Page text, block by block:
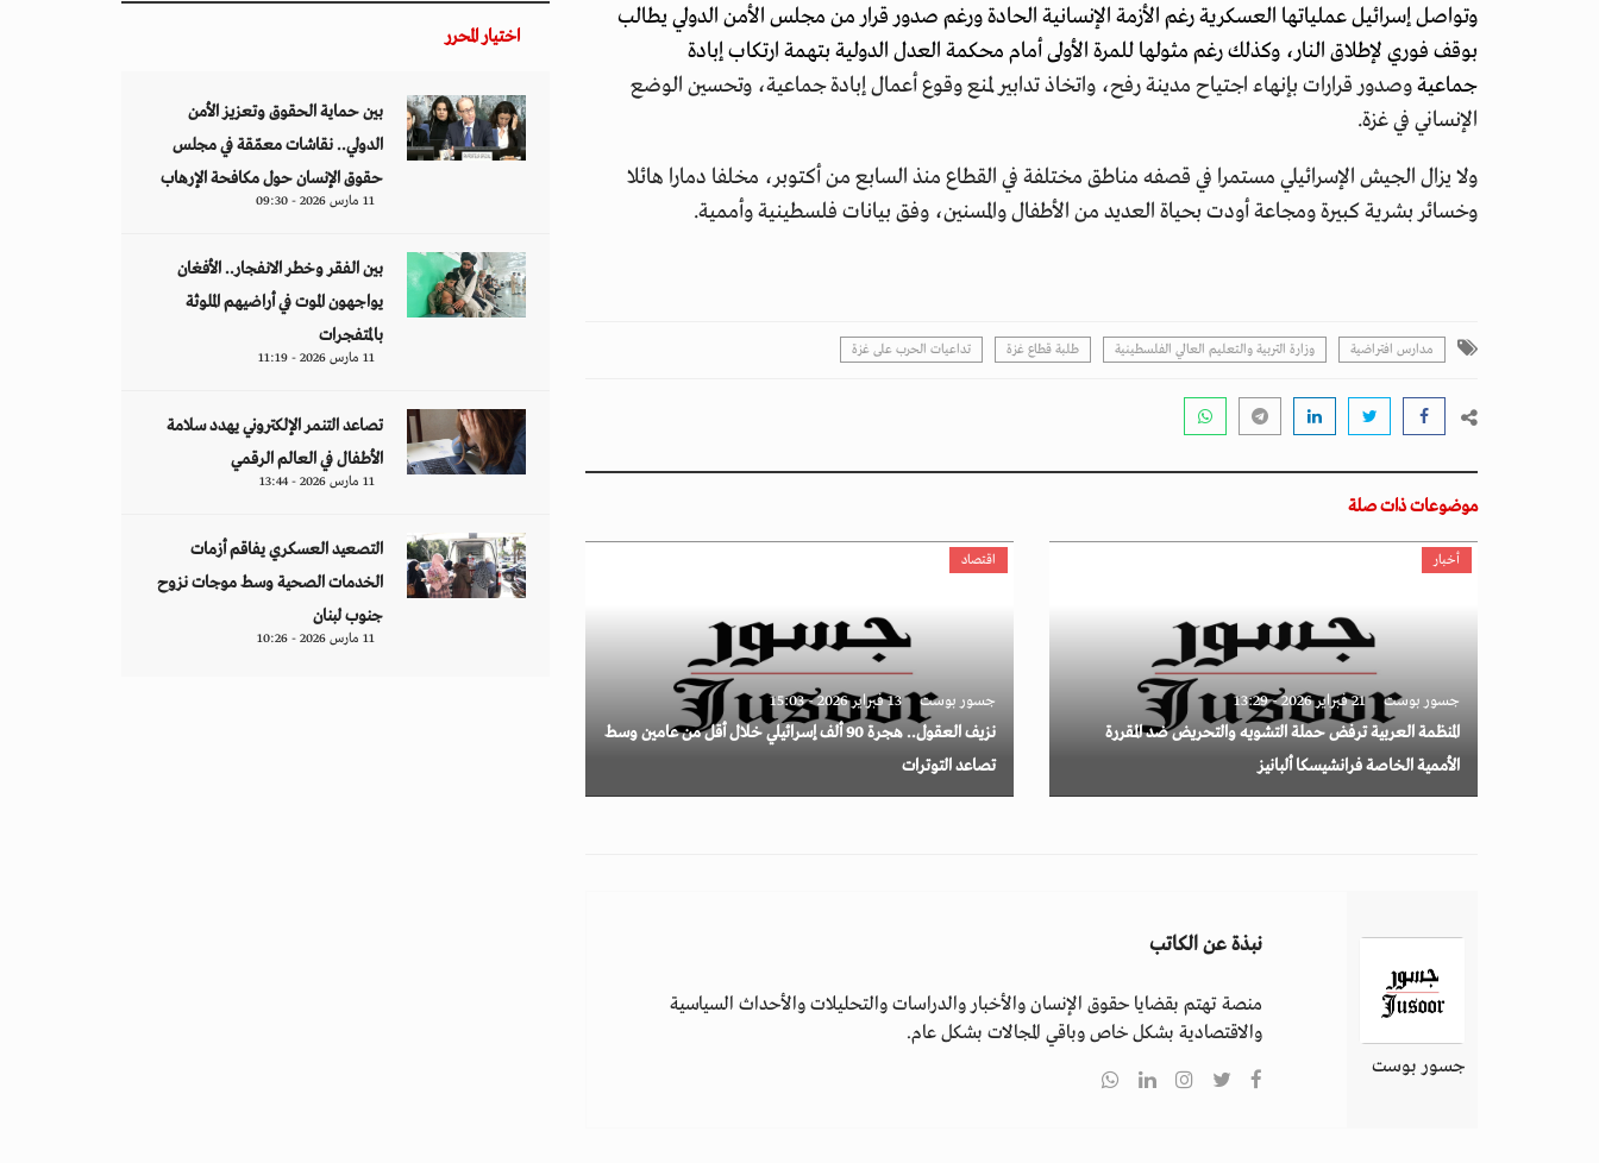
وتواصل إسرائيل عملياتها العسكرية رغم الأزمة الإنسانية الحادة ورغم صدور قرار من مجلس الأمن الدولي يطالب
بوقف فوري لإطلاق النار، وكذلك رغم مثولها للمرة الأولى أمام محكمة العدل الدولية بتهمة ارتكاب إبادة
جماعيةوصدور قرارات بإنهاء اجتياح مدينة رفح، واتخاذ تدابير لمنع وقوع أعمال إبادة جماعية، وتحسين الوضع
الإنساني في غزة.
ولا يزال الجيش الإسرائيلي مستمرا في قصفه مناطق مختلفة في القطاع منذ السابع من أكتوبر، مخلفا دمارا هائلا
وخسائر بشرية كبيرة ومجاعة أودت بحياة العديد من الأطفال والمسنين، وفق بيانات فلسطينية وأممية.
مدارس افتراضية وزارة التربية والتعليم العالي الفلسطينية طلبة قطاع غزة تداعيات الحرب على غزة
موضوعات ذات صلة
أخبار
جسور بوست 21 فبراير 2026 - 13:29
المنظمة العربية ترفض حملة التشويه والتحريض ضد المقررة
الأممية الخاصة فرانشيسكا ألبانيز
اقتصاد
جسور بوست 13 فبراير 2026 - 15:03
نزيف العقول.. هجرة 90 ألف إسرائيلي خلال أقل من عامين وسط
تصاعد التوترات
جسور بوست
نبذة عن الكاتب
منصة تهتم بقضايا حقوق الإنسان والأخبار والدراسات والتحليلات والأحداث السياسية
والاقتصادية بشكل خاص وباقي المجالات بشكل عام.
اختيار المحرر
بين حماية الحقوق وتعزيز الأمن
الدولي.. نقاشات معمّقة في مجلس
حقوق الإنسان حول مكافحة الإرهاب
11 مارس 2026 - 09:30
بين الفقر وخطر الانفجار.. الأفغان
يواجهون الموت في أراضيهم الملوثة
بالمتفجرات
11 مارس 2026 - 11:19
تصاعد التنمر الإلكتروني يهدد سلامة
الأطفال في العالم الرقمي
11 مارس 2026 - 13:44
التصعيد العسكري يفاقم أزمات
الخدمات الصحية وسط موجات نزوح
جنوب لبنان
11 مارس 2026 - 10:26